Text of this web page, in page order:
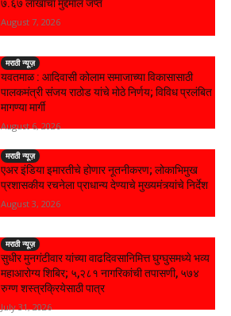
₹७.६७ लाखांचा मुद्देमाल जप्त
August 7, 2026
मराठी न्यूज़
यवतमाळ : आदिवासी कोलाम समाजाच्या विकासासाठी
पालकमंत्री संजय राठोड यांचे मोठे निर्णय; विविध प्रलंबित
मागण्या मार्गी
August 6, 2026
मराठी न्यूज़
एअर इंडिया इमारतीचे होणार नूतनीकरण; लोकाभिमुख
प्रशासकीय रचनेला प्राधान्य देण्याचे मुख्यमंत्र्यांचे निर्देश
August 3, 2026
मराठी न्यूज़
सुधीर मुनगंटीवार यांच्या वाढदिवसानिमित्त घुग्घुसमध्ये भव्य
महाआरोग्य शिबिर; ५,२८१ नागरिकांची तपासणी, ५७४
रुग्ण शस्त्रक्रियेसाठी पात्र
July 31, 2026